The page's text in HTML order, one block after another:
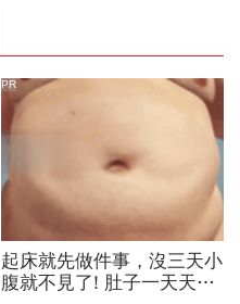
起床就先做件事，沒三天小
腹就不見了! 肚子一天天變
PR